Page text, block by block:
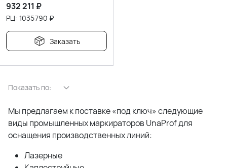
932 211 ₽
РЦ: 1035790 ₽
Заказать
Показать по:
Мы предлагаем к поставке «под ключ» следующие
виды промышленных маркираторов UnaProf для
оснащения производственных линий:
Лазерные